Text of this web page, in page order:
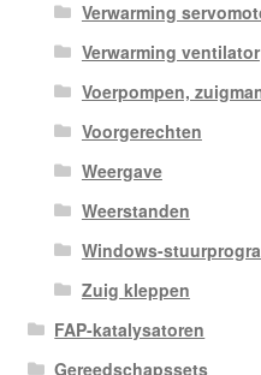
Verwarming
Verwarming ventilator
Voerpompen,
Voorgerechten
Weergave
Weerstanden
Windows-
Zuig kleppen
FAP-katalysatoren
Gereedschapssets